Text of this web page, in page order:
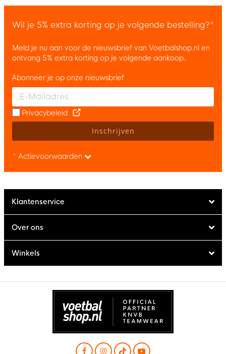
Wil je 5% extra korting op je volgende bestelling?*
Meld je nu aan voor de nieuwsbrief van Voetbalshop.nl en
ontvang 5% extra korting op je volgende aankoop.
Enter your email and accept the privacy policy to subscribe to
Abonneer je op onze nieuwsbrief
Privacybeleid
Inschrijven
* Actievoorwaarden
Klantenservice
Over ons
Winkels